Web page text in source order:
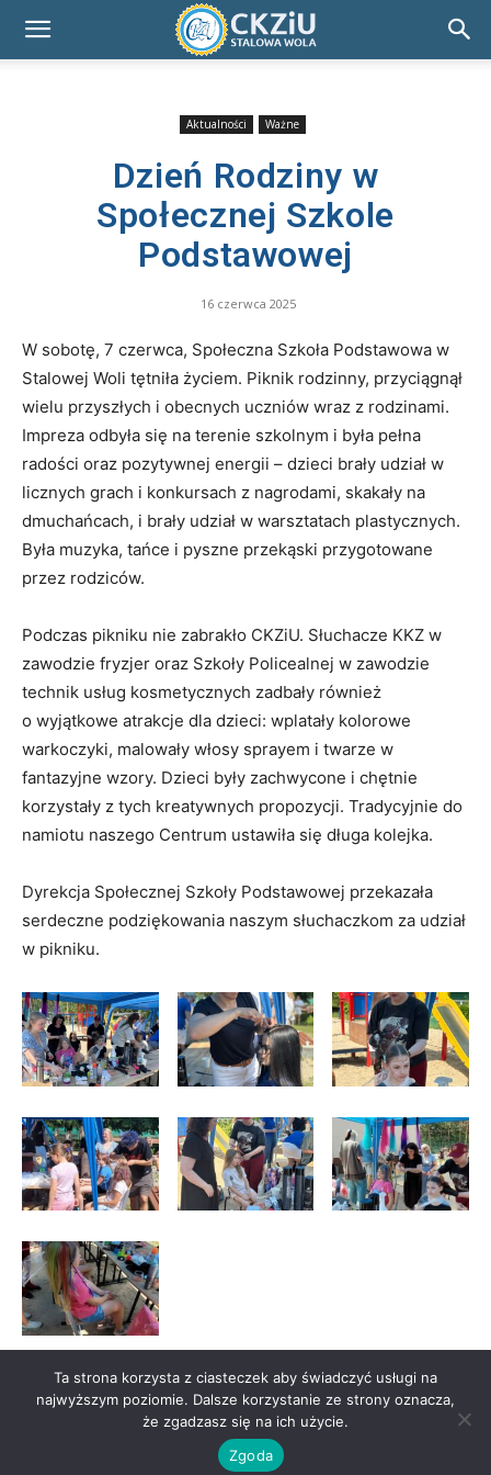
Aktualności Ważne
Dzień Rodziny w
Społecznej Szkole
Podstawowej
16 czerwca 2025
W sobotę, 7 czerwca, Społeczna Szkoła Podstawowa w
Stalowej Woli tętniła życiem. Piknik rodzinny, przyciągnął
wielu przyszłych i obecnych uczniów wraz z rodzinami.
Impreza odbyła się na terenie szkolnym i była pełna
radości oraz pozytywnej energii – dzieci brały udział w
licznych grach i konkursach z nagrodami, skakały na
dmuchańcach, i brały udział w warsztatach plastycznych.
Była muzyka, tańce i pyszne przekąski przygotowane
przez rodziców.
Podczas pikniku nie zabrakło CKZiU. Słuchacze KKZ w
zawodzie fryzjer oraz Szkoły Policealnej w zawodzie
technik usług kosmetycznych zadbały również
o wyjątkowe atrakcje dla dzieci: wplatały kolorowe
warkoczyki, malowały włosy sprayem i twarze w
fantazyjne wzory. Dzieci były zachwycone i chętnie
korzystały z tych kreatywnych propozycji. Tradycyjnie do
namiotu naszego Centrum ustawiła się długa kolejka.
Dyrekcja Społecznej Szkoły Podstawowej przekazała
serdeczne podziękowania naszym słuchaczkom za udział
w pikniku.
Deklaracja dostępności
Ta strona korzysta z ciasteczek aby świadczyć usługi na
najwyższym poziomie. Dalsze korzystanie ze strony oznacza,
że zgadzasz się na ich użycie.
Zgoda